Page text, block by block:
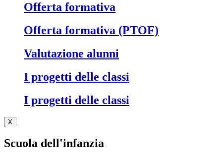
Offerta formativa
Offerta formativa (PTOF)
Valutazione alunni
I progetti delle classi
I progetti delle classi
X
Scuola dell'infanzia